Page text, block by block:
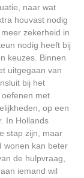
naar wat
houvast nodig
zekerheid in
nodig heeft bij
keuzes. Binnen
uitgegaan van
bij het
met
op een
In Hollands
stap zijn, maar
wonen kan beter
de hulpvraag,
iemand wil